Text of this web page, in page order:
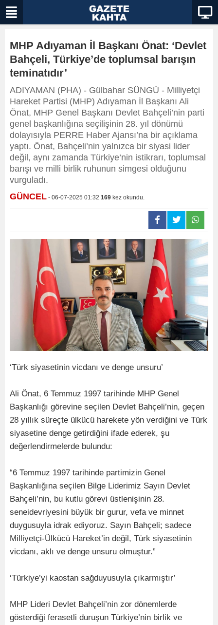
MHP Adıyaman İl Başkanı Önat: ‘Devlet
Bahçeli, Türkiye’de toplumsal barışın
teminatıdır’
ADIYAMAN (PHA) - Gülbahar SÜNGÜ - Milliyetçi
Hareket Partisi (MHP) Adıyaman İl Başkanı Ali
Önat, MHP Genel Başkanı Devlet Bahçeli’nin parti
genel başkanlığına seçilişinin 28. yıl dönümü
dolayısıyla PERRE Haber Ajansı’na bir açıklama
yaptı. Önat, Bahçeli’nin yalnızca bir siyasi lider
değil, aynı zamanda Türkiye’nin istikrarı, toplumsal
barışı ve milli birlik ruhunun simgesi olduğunu
vurguladı.
GÜNCEL - 06-07-2025 01:32 169 kez okundu.
‘Türk siyasetinin vicdanı ve denge unsuru’
Ali Önat, 6 Temmuz 1997 tarihinde MHP Genel
Başkanlığı görevine seçilen Devlet Bahçeli’nin, geçen
28 yıllık süreçte ülkücü harekete yön verdiğini ve Türk
siyasetine denge getirdiğini ifade ederek, şu
değerlendirmelerde bulundu:
“6 Temmuz 1997 tarihinde partimizin Genel
Başkanlığına seçilen Bilge Liderimiz Sayın Devlet
Bahçeli’nin, bu kutlu görevi üstlenişinin 28.
seneidevriyesini büyük bir gurur, vefa ve minnet
duygusuyla idrak ediyoruz. Sayın Bahçeli; sadece
Milliyetçi-Ülkücü Hareket’in değil, Türk siyasetinin
vicdanı, aklı ve denge unsuru olmuştur.”
‘Türkiye’yi kaostan sağduyusuyla çıkarmıştır’
MHP Lideri Devlet Bahçeli’nin zor dönemlerde
gösterdiği ferasetli duruşun Türkiye’nin birlik ve